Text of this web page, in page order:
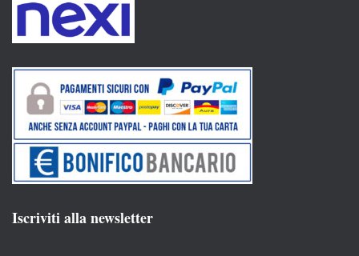
Iscriviti alla newsletter